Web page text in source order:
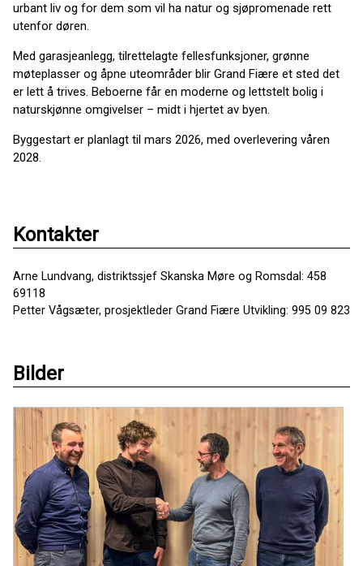
urbant liv og for dem som vil ha natur og sjøpromenade rett
utenfor døren.
Med garasjeanlegg, tilrettelagte fellesfunksjoner, grønne
møteplasser og åpne uteområder blir Grand Fiære et sted det
er lett å trives. Beboerne får en moderne og lettstelt bolig i
naturskjønne omgivelser – midt i hjertet av byen.
Byggestart er planlagt til mars 2026, med overlevering våren
2028.
Kontakter
Arne Lundvang, distriktssjef Skanska Møre og Romsdal: 458
69118
Petter Vågsæter, prosjektleder Grand Fiære Utvikling: 995 09 823
Bilder